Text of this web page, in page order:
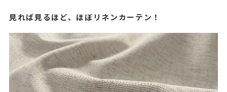
見れば見るほど、ほぼリネンカーテン！